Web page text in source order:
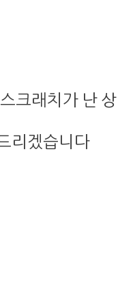
크래치가 난 상
리겠습니다